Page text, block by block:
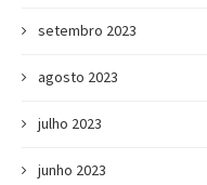
setembro 2023
agosto 2023
julho 2023
junho 2023